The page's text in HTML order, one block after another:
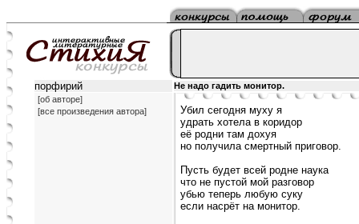
порфирий
Не надо гадить монитор.
[об авторе]
[все произведения автора]
Убил сегодня муху я
удрать хотела в коридор
её родни там дохуя
но получила смертный приговор.
Пусть будет всей родне наука
что не пустой мой разговор
убью теперь любую суку
если насрёт на монитор.